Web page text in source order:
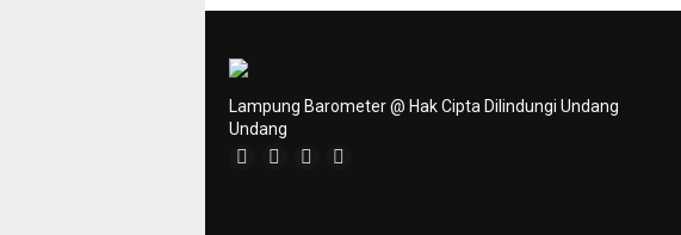
Lampung Barometer @ Hak Cipta Dilindungi Undang
Undang